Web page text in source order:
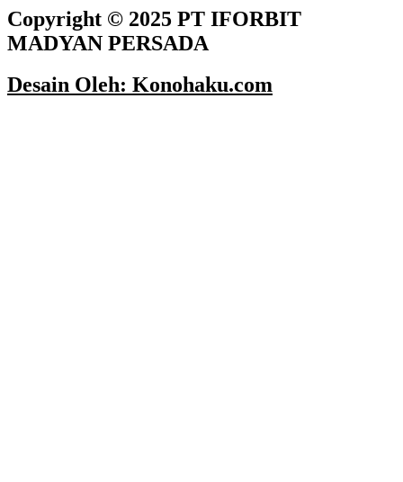
Copyright © 2025 PT IFORBIT
MADYAN PERSADA
Desain Oleh: Konohaku.com